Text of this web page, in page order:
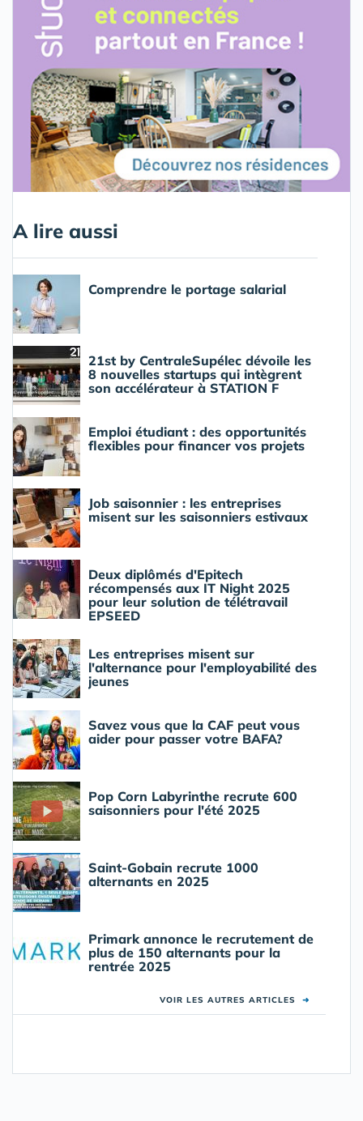
A lire aussi
Comprendre le portage salarial
21st by CentraleSupélec dévoile les
8 nouvelles startups qui intègrent
son accélérateur à STATION F
Emploi étudiant : des opportunités
flexibles pour financer vos projets
Job saisonnier : les entreprises
misent sur les saisonniers estivaux
Deux diplômés d'Epitech
récompensés aux IT Night 2025
pour leur solution de télétravail
EPSEED
Les entreprises misent sur
l'alternance pour l'employabilité des
jeunes
Savez vous que la CAF peut vous
aider pour passer votre BAFA?
Pop Corn Labyrinthe recrute 600
saisonniers pour l'été 2025
Saint-Gobain recrute 1000
alternants en 2025
Primark annonce le recrutement de
plus de 150 alternants pour la
rentrée 2025
VOIR LES AUTRES ARTICLES ➜